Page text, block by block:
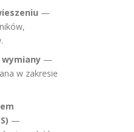
—
—
w zakresie
—